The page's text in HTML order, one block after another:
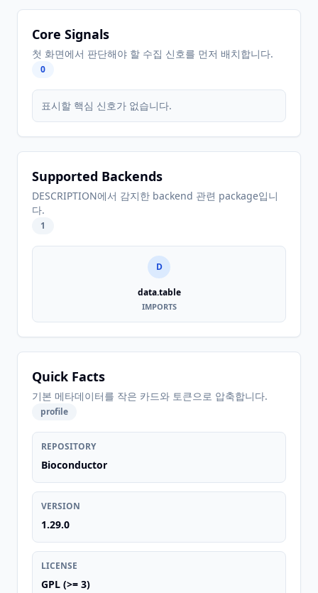
Core Signals
첫 화면에서 판단해야 할 수집 신호를 먼저 배치합니다.
0
표시할 핵심 신호가 없습니다.
Supported Backends
DESCRIPTION에서 감지한 backend 관련 package입니
다.
1
D
data.table
IMPORTS
Quick Facts
기본 메타데이터를 작은 카드와 토큰으로 압축합니다.
profile
REPOSITORY
Bioconductor
VERSION
1.29.0
LICENSE
GPL (>= 3)